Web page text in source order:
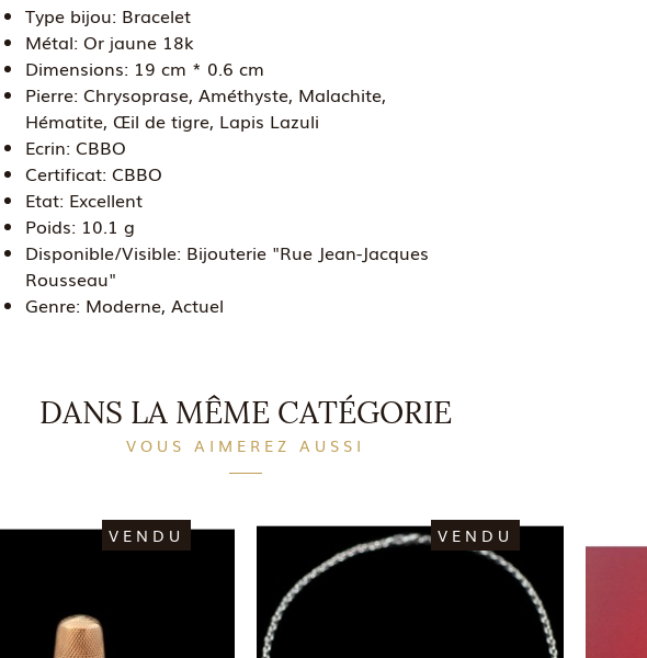
Type bijou: Bracelet
Métal: Or jaune 18k
Dimensions: 19 cm * 0.6 cm
Pierre: Chrysoprase, Améthyste, Malachite,
Hématite, Œil de tigre, Lapis Lazuli
Ecrin: CBBO
Certificat: CBBO
Etat: Excellent
Poids: 10.1 g
Disponible/Visible: Bijouterie "Rue Jean-Jacques
Rousseau"
Genre: Moderne, Actuel
DANS LA MÊME CATÉGORIE
VOUS AIMEREZ AUSSI
VENDU VENDU